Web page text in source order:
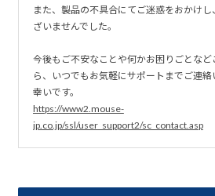
後に知り(こちら対象)、
ちょっと早まったかもと思いました
トで対処できるらしく、したほうが
ところ出荷前にやっているとのこと
はないとの回答。
また、製品の不具合にてご迷惑をおかけ
ざいませんでした。
今後もご不安なことや何かお困りごとなど
ら、いつでもお気軽にサポートまでご連絡
幸いです。
https://www2.mouse-
jp.co.jp/ssl/user_support2/sc_contact.asp